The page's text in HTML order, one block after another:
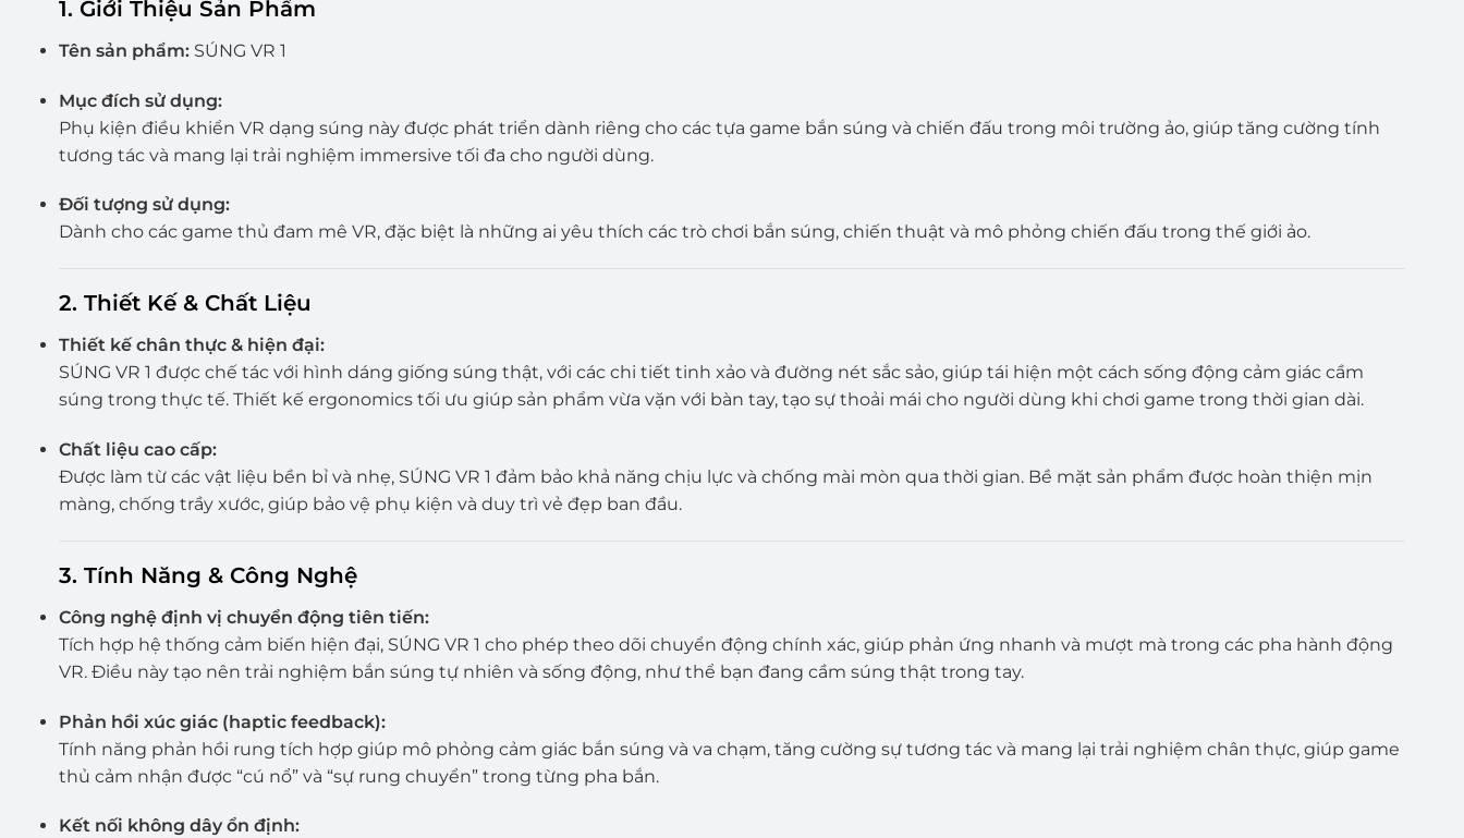
1. Giới Thiệu Sản Phẩm
Tên sản phẩm:SÚNG VR 1
Mục đích sử dụng:
Phụ kiện điều khiển VR dạng súng này được phát triển dành riêng cho các tựa game bắn súng và chiến đấu trong môi trường ảo, giúp tăng cường tính
tương tác và mang lại trải nghiệm immersive tối đa cho người dùng.
Đối tượng sử dụng:
Dành cho các game thủ đam mê VR, đặc biệt là những ai yêu thích các trò chơi bắn súng, chiến thuật và mô phỏng chiến đấu trong thế giới ảo.
2. Thiết Kế & Chất Liệu
Thiết kế chân thực & hiện đại:
SÚNG VR 1 được chế tác với hình dáng giống súng thật, với các chi tiết tinh xảo và đường nét sắc sảo, giúp tái hiện một cách sống động cảm giác cầm
súng trong thực tế. Thiết kế ergonomics tối ưu giúp sản phẩm vừa vặn với bàn tay, tạo sự thoải mái cho người dùng khi chơi game trong thời gian dài.
Chất liệu cao cấp:
Được làm từ các vật liệu bền bỉ và nhẹ, SÚNG VR 1 đảm bảo khả năng chịu lực và chống mài mòn qua thời gian. Bề mặt sản phẩm được hoàn thiện mịn
màng, chống trầy xước, giúp bảo vệ phụ kiện và duy trì vẻ đẹp ban đầu.
3. Tính Năng & Công Nghệ
Công nghệ định vị chuyển động tiên tiến:
Tích hợp hệ thống cảm biến hiện đại, SÚNG VR 1 cho phép theo dõi chuyển động chính xác, giúp phản ứng nhanh và mượt mà trong các pha hành động
VR. Điều này tạo nên trải nghiệm bắn súng tự nhiên và sống động, như thể bạn đang cầm súng thật trong tay.
Phản hồi xúc giác (haptic feedback):
Tính năng phản hồi rung tích hợp giúp mô phỏng cảm giác bắn súng và va chạm, tăng cường sự tương tác và mang lại trải nghiệm chân thực, giúp game
thủ cảm nhận được “cú nổ” và “sự rung chuyển” trong từng pha bắn.
Kết nối không dây ổn định: